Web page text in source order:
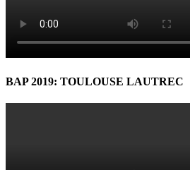
BAP 2019: TOULOUSE LAUTREC